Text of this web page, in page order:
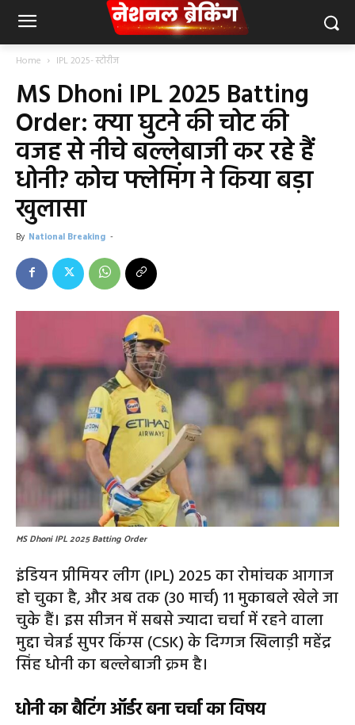
Home IPL 2025- स्टोरीज
MS Dhoni IPL 2025 Batting
Order: क्या घुटने की चोट की
वजह से नीचे बल्लेबाजी कर रहे हैं
धोनी? कोच फ्लेमिंग ने किया बड़ा
खुलासा
By National Breaking -
MS Dhoni IPL 2025 Batting Order
इंडियन प्रीमियर लीग (IPL) 2025 का रोमांचक आगाज
हो चुका है, और अब तक (30 मार्च) 11 मुकाबले खेले जा
चुके हैं। इस सीजन में सबसे ज्यादा चर्चा में रहने वाला
मुद्दा चेन्नई सुपर किंग्स (CSK) के दिग्गज खिलाड़ी महेंद्र
सिंह धोनी का बल्लेबाजी क्रम है।
धोनी का बैटिंग ऑर्डर बना चर्चा का विषय